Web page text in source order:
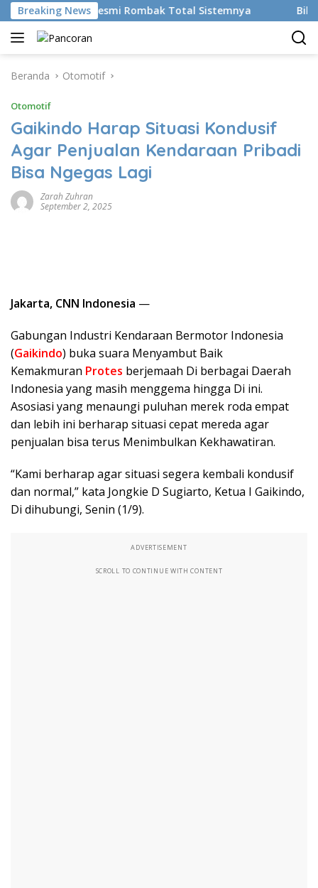
Langsung
ke
konten
Breaking News
BRMS Resmi Rombak Total Sistemnya Bikin Gen
Beranda Otomotif
Otomotif
Gaikindo Harap Situasi Kondusif
Agar Penjualan Kendaraan Pribadi
Bisa Ngegas Lagi
Zarah Zuhran
September 2, 2025
Jakarta, CNN Indonesia —
Gabungan Industri Kendaraan Bermotor Indonesia
(Gaikindo) buka suara Menyambut Baik
Kemakmuran Protes berjemaah Di berbagai Daerah
Indonesia yang masih menggema hingga Di ini.
Asosiasi yang menaungi puluhan merek roda empat
dan lebih ini berharap situasi cepat mereda agar
penjualan bisa terus Menimbulkan Kekhawatiran.
“Kami berharap agar situasi segera kembali kondusif
dan normal,” kata Jongkie D Sugiarto, Ketua I Gaikindo,
Di dihubungi, Senin (1/9).
ADVERTISEMENT
SCROLL TO CONTINUE WITH CONTENT